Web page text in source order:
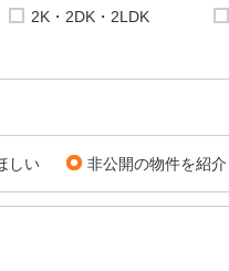
2K・2DK・2LDK
しい 非公開の物件を紹